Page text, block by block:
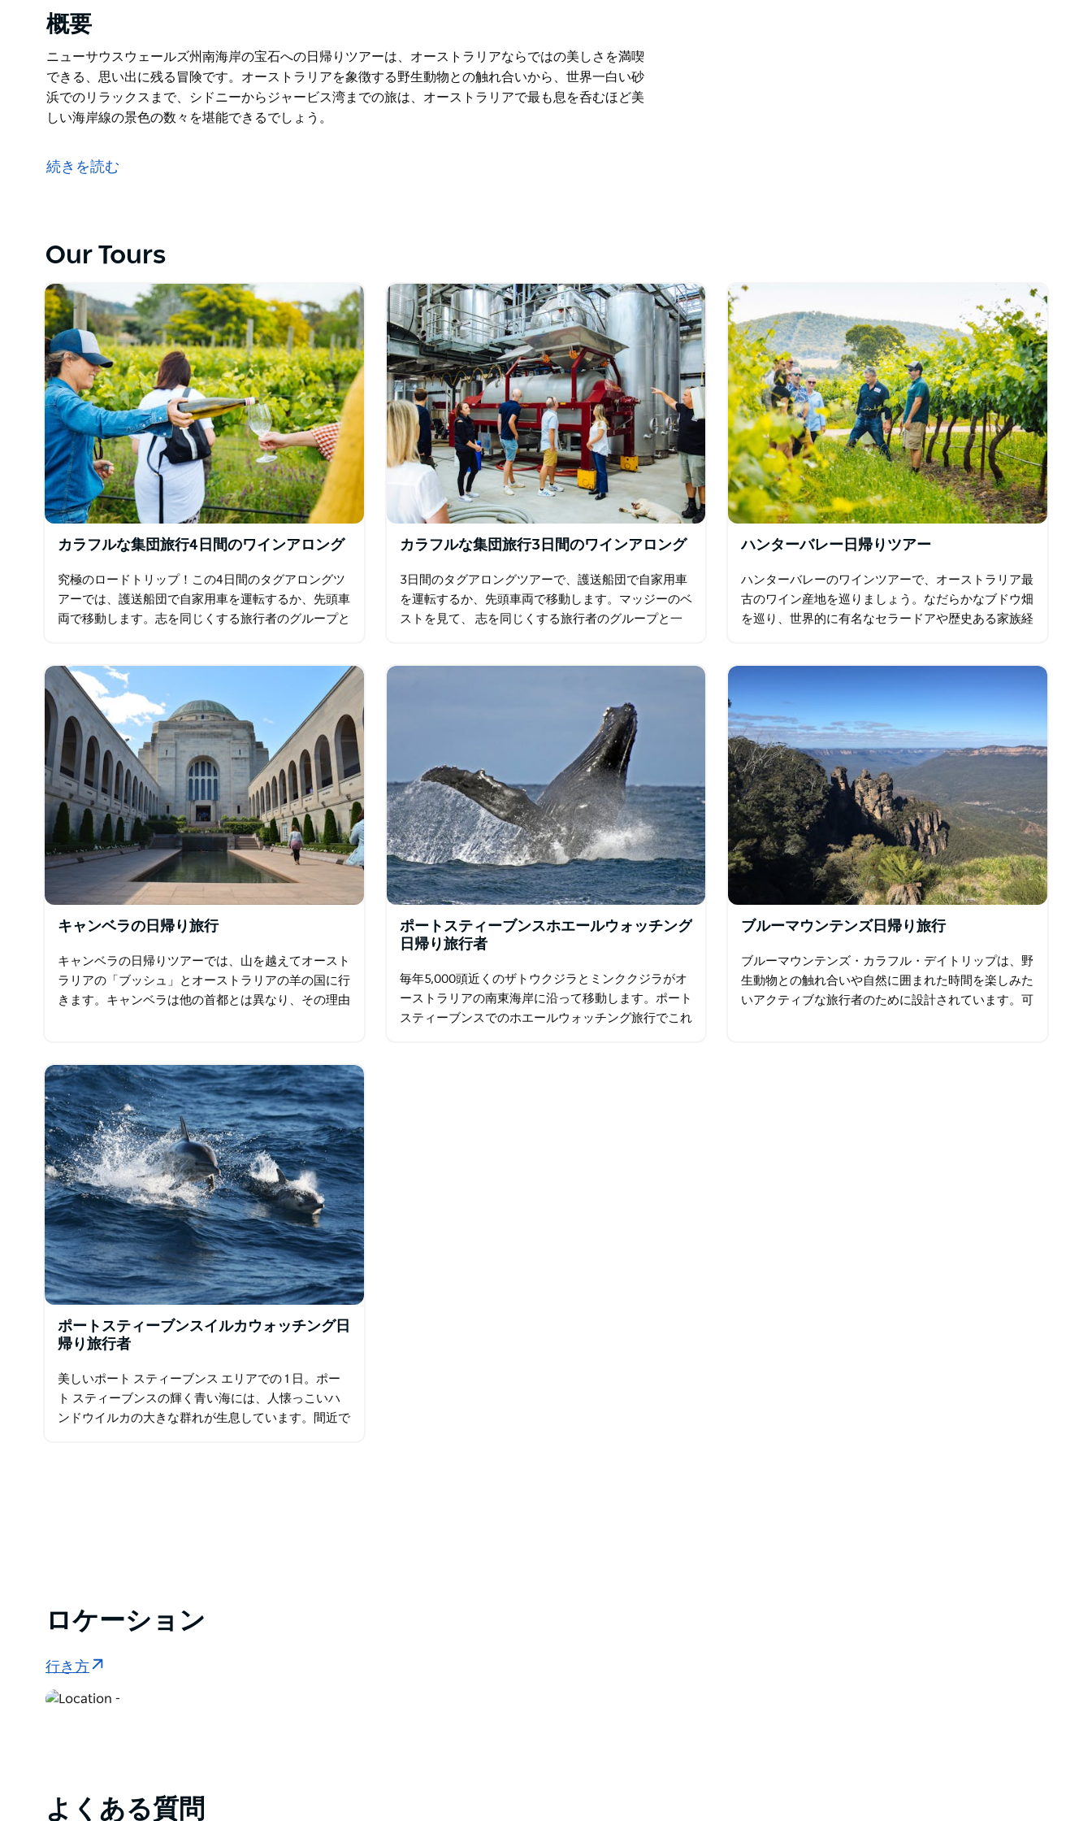
概要
ニューサウスウェールズ州南海岸の宝石への日帰りツアーは、オーストラリアならではの美しさを満喫
できる、思い出に残る冒険です。オーストラリアを象徴する野生動物との触れ合いから、世界一白い砂
浜でのリラックスまで、シドニーからジャービス湾までの旅は、オーストラリアで最も息を呑むほど美
しい海岸線の景色の数々を堪能できるでしょう。
できる、思い出に残る冒険です。オーストラリアを象徴する野生動物との触れ合いから、世界一白い砂
浜でのリラックスまで、シドニーからジャービス湾までの旅は、オーストラリアで最も息を呑むほど美
続きを読む
Our Tours
カラフルな集団旅行4日間のワインアロング
究極のロードトリップ！この4日間のタグアロングツ
アーでは、護送船団で自家用車を運転するか、先頭車
両で移動します。志を同じくする旅行者のグループと
カラフルな集団旅行3日間のワインアロング
3日間のタグアロングツアーで、護送船団で自家用車
を運転するか、先頭車両で移動します。マッジーのベ
ストを見て、 志を同じくする旅行者のグループと一
ハンターバレー日帰りツアー
ハンターバレーのワインツアーで、オーストラリア最
古のワイン産地を巡りましょう。なだらかなブドウ畑
を巡り、世界的に有名なセラードアや歴史ある家族経
キャンベラの日帰り旅行
キャンベラの日帰りツアーでは、山を越えてオースト
ラリアの「ブッシュ」とオーストラリアの羊の国に行
きます。キャンベラは他の首都とは異なり、その理由
ポートスティーブンスホエールウォッチング
日帰り旅行者
毎年5,000頭近くのザトウクジラとミンククジラがオ
ーストラリアの南東海岸に沿って移動します。ポート
スティーブンスでのホエールウォッチング旅行でこれ
ブルーマウンテンズ日帰り旅行
ブルーマウンテンズ・カラフル・デイトリップは、野
生動物との触れ合いや自然に囲まれた時間を楽しみた
いアクティブな旅行者のために設計されています。可
ポートスティーブンスイルカウォッチング日
帰り旅行者
美しいポート スティーブンス エリアでの 1 日。ポー
ト スティーブンスの輝く青い海には、人懐っこいハ
ンドウイルカの大きな群れが生息しています。間近で
ロケーション
行き方
よくある質問